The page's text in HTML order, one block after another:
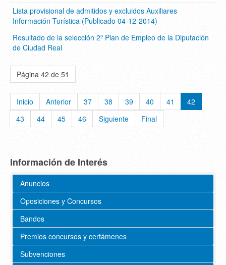
Lista provisional de admitidos y excluidos Auxiliares
Información Turística (Publicado 04-12-2014)
Resultado de la selección 2º Plan de Empleo de la Diputación
de Ciudad Real
Página 42 de 51
Inicio Anterior 37 38 39 40 41
42
43
44 45 46 Siguiente Final
Información de Interés
Anuncios
Oposiciones y Concursos
Bandos
Premios concursos y certámenes
Subvenciones